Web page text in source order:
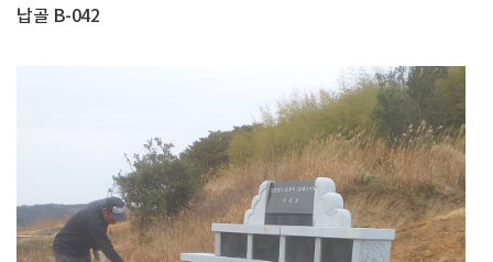
납골 B-042